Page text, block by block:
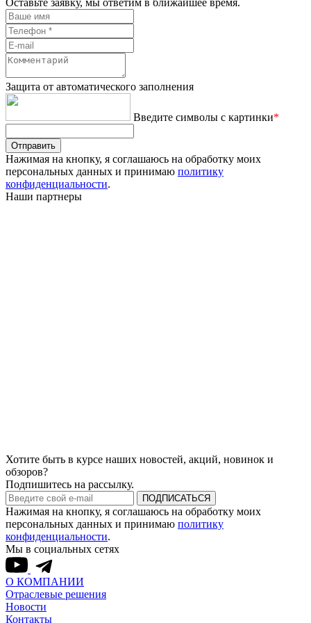
Защита от автоматического заполнения
Введите символы с картинки*
Отправить
Нажимая на кнопку, я соглашаюсь на обработку моих
персональных данных и принимаю политику
конфиденциальности.
Наши партнеры
Хотите быть в курсе наших новостей, акций, новинок и
обзоров?
Подпишитесь на рассылку.
ПОДПИСАТЬСЯ
Нажимая на кнопку, я соглашаюсь на обработку моих
персональных данных и принимаю политику
конфиденциальности.
Мы в социальных сетях
О КОМПАНИИ
Отраслевые решения
Новости
Контакты